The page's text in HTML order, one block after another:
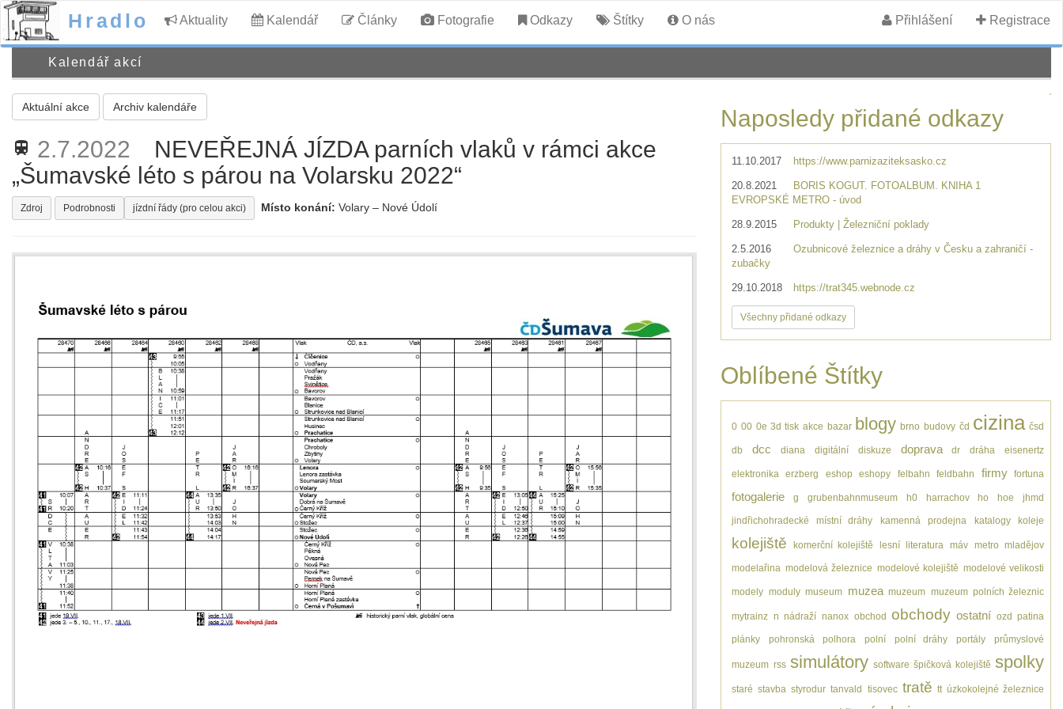
Hradlo Aktuality Kalendář Články Fotografie Odkazy Štítky O nás Přihlášení Registrace
Kalendář akcí
Aktuální akce Archiv kalendáře
train 2.7.2022
NEVEŘEJNÁ JÍZDA parních vlaků v rámci akce
„Šumavské léto s párou na Volarsku 2022“
Zdroj Podrobnosti jízdní řády (pro celou akci) Místo konání: Volary – Nové Údolí
Naposledy přidané odkazy
11.10.2017 https://www.parnizaziteksasko.cz
20.8.2021
BORIS KOGUT. FOTOALBUM. KNIHA 1
EVROPSKÉ METRO - úvod
28.9.2015 Produkty | Železniční poklady
2.5.2016
Ozubnicové železnice a dráhy v Česku a zahraničí -
zubačky
29.10.2018 https://trat345.webnode.cz
Všechny přidané odkazy
Oblíbené Štítky
0 00 0e 3d tisk akce bazar blogy brno budovy čd cizina čsd
db dcc diana digitální diskuze doprava dr dráha eisenertz
elektronika erzberg eshop eshopy felbahn feldbahn firmy fortuna
fotogalerie g grubenbahnmuseum h0 harrachov ho hoe jhmd
jindřichohradecké místní dráhy kamenná prodejna katalogy koleje
kolejiště komerční kolejiště lesní literatura máv metro mladějov
modelařina modelová železnice modelové kolejiště modelové velikosti
modely moduly museum muzea muzeum muzeum polních železnic
mytrainz n nádraží nanox obchod obchody ostatní ozd patina
plánky pohronská polhora polní polní dráhy portály průmyslové
muzeum rss simulátory software špičková kolejiště spolky
staré stavba styrodur tanvald tisovec tratě tt úzkokolejné železnice